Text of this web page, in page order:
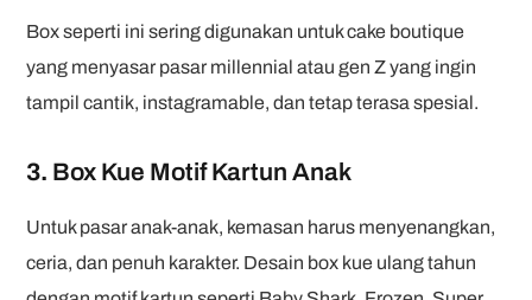
Box seperti ini sering digunakan untuk cake boutique
yang menyasar pasar millennial atau gen Z yang ingin
tampil cantik, instagramable, dan tetap terasa spesial.
3. Box Kue Motif Kartun Anak
Untuk pasar anak-anak, kemasan harus menyenangkan,
ceria, dan penuh karakter. Desain box kue ulang tahun